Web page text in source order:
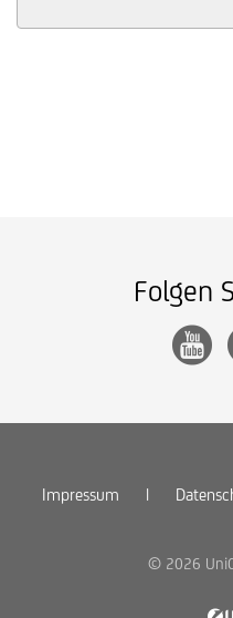
Folgen
Impressum |
© 2026